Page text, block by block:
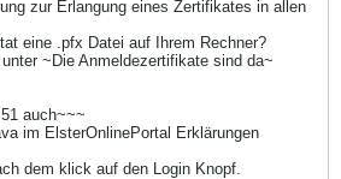
zur Erlangung eines Zertifikates in allen
eine .pfx Datei auf Ihrem Rechner?
~Die Anmeldezertifikate sind da~
auch~~~
im ElsterOnlinePortal Erklärungen
dem klick auf den Login Knopf.